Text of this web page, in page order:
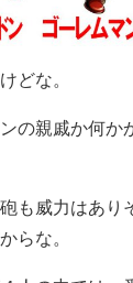
どな。
の親戚か何か
も威力はあり
らな。